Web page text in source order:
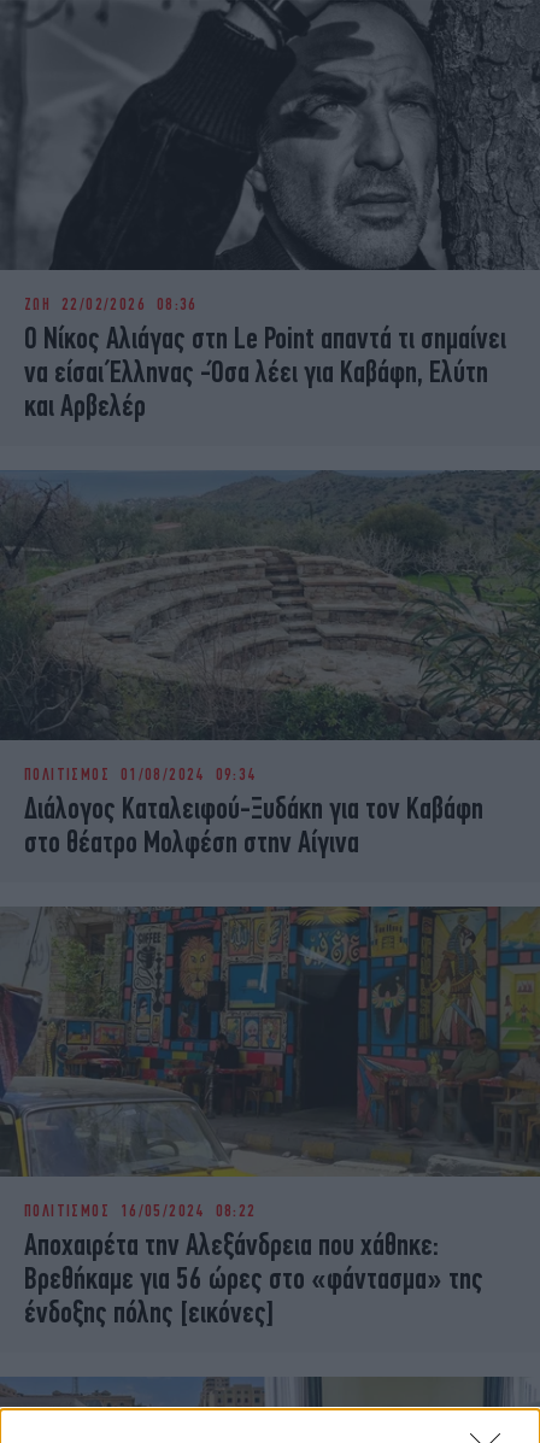
ΖΩΗ 22/02/2026 08:36
Ο Νίκος Αλιάγας στη Le Point απαντά τι σημαίνει
να είσαι Έλληνας -Όσα λέει για Καβάφη, Ελύτη
και Αρβελέρ
ΠΟΛΙΤΙΣΜΟΣ 01/08/2024 09:34
Διάλογος Καταλειφού-Ξυδάκη για τον Καβάφη
στο θέατρο Μολφέση στην Αίγινα
ΠΟΛΙΤΙΣΜΟΣ 16/05/2024 08:22
Αποχαιρέτα την Αλεξάνδρεια που χάθηκε:
Βρεθήκαμε για 56 ώρες στο «φάντασμα» της
ένδοξης πόλης [εικόνες]